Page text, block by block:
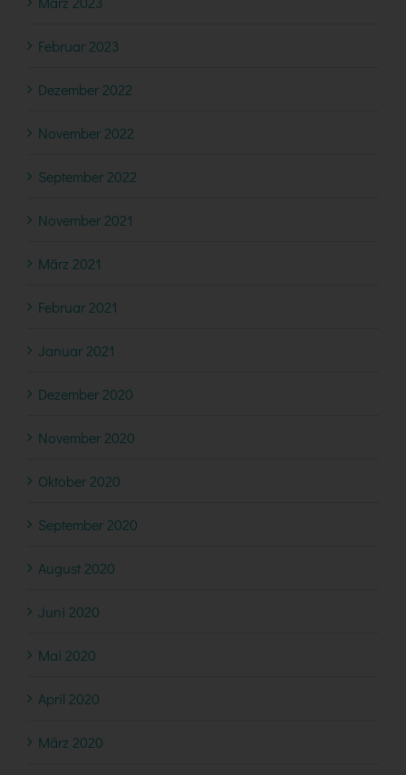
Februar 2023
Dezember 2022
November 2022
September 2022
November 2021
März 2021
Februar 2021
Januar 2021
Dezember 2020
November 2020
Oktober 2020
September 2020
August 2020
Juni 2020
Mai 2020
April 2020
März 2020